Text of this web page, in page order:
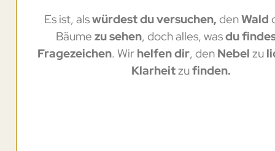
Es ist, alswürdest du versuchen,denWald
Bäumezu sehen, doch alles, wasdu
Fragezeichen. Wir helfen dir, denNebelzu
Klarheitzufinden.